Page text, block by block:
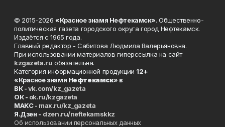
© 2015-2026 «Красное знамя Нефтекамск». Общественно-
политическая газета городского округа город Нефтекамск.
Издаётся с 1965 года.
Главный редактор - Сабитова Людмила Валерьяновна.
При использовании материалов гиперссылка на сайт
kzgazeta.ru обязательна.
Категория информационной продукции 12+
«Красное знамя Нефтекамск» в
ВК -vk.com/kz_gazeta
ОК - ok.ru/kzgazeta
MAKC - max.ru/kz_gazeta
Я.Дзен - dzen.ru/neftekamskkz
Об использовании персональных данных